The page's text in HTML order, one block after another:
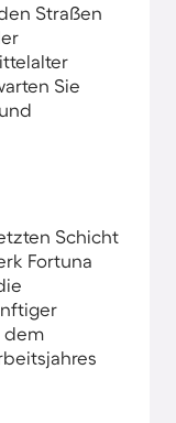
Straßen
Sie
Schicht
Fortuna
dem